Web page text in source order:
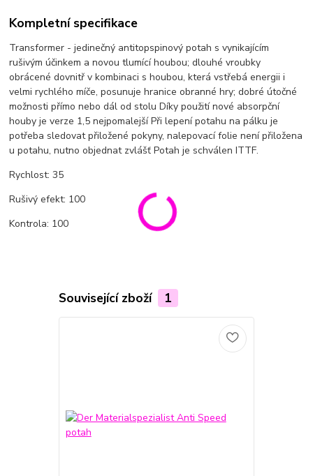
Kompletní specifikace
Transformer - jedinečný antitopspinový potah s vynikajícím
rušivým účinkem a novou tlumící houbou; dlouhé vroubky
obrácené dovnitř v kombinaci s houbou, která vstřebá energii i
velmi rychlého míče, posunuje hranice obranné hry; dobré útočné
možnosti přímo nebo dál od stolu Díky použití nové absorpční
houby je verze 1,5 nejpomalejší Při lepení potahu na pálku je
potřeba sledovat přiložené pokyny, nalepovací folie není přiložena
u potahu, nutno objednat zvlášť Potah je schválen ITTF.
Rychlost: 35
Rušivý efekt: 100
Kontrola: 100
Související zboží 1